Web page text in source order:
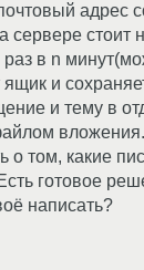
адрес
сервере стоит
раз в n
ящик и
и тему в
о том, какие
готовое
написать?